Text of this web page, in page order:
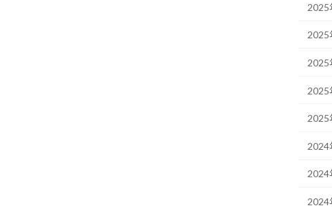
2025
2025
2025
2025
2025
2024
2024
2024